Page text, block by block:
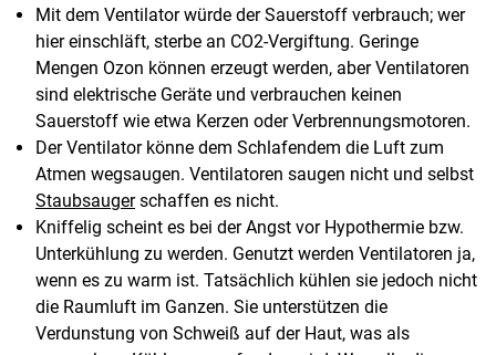
Mit dem Ventilator würde der Sauerstoff verbrauch; wer
hier einschläft, sterbe an CO2-Vergiftung. Geringe
Mengen Ozon können erzeugt werden, aber Ventilatoren
sind elektrische Geräte und verbrauchen keinen
Sauerstoff wie etwa Kerzen oder Verbrennungsmotoren.
Der Ventilator könne dem Schlafendem die Luft zum
Atmen wegsaugen. Ventilatoren saugen nicht und selbst
Staubsaugerschaffen es nicht.
Kniffelig scheint es bei der Angst vor Hypothermie bzw.
Unterkühlung zu werden. Genutzt werden Ventilatoren ja,
wenn es zu warm ist. Tatsächlich kühlen sie jedoch nicht
die Raumluft im Ganzen. Sie unterstützen die
Verdunstung von Schweiß auf der Haut, was als